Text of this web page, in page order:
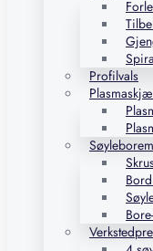
Profilvals